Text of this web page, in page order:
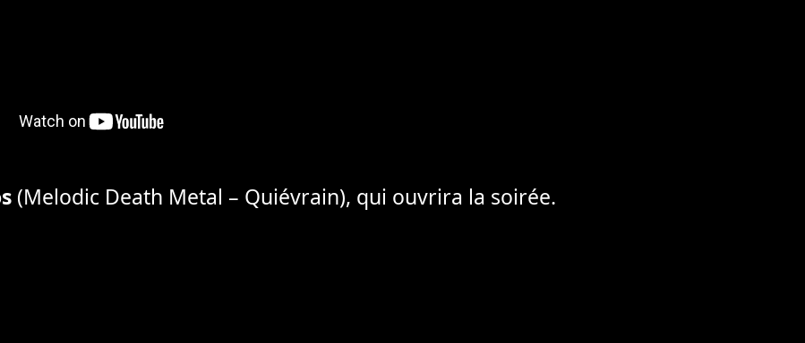
(Melodic Death Metal – Quiévrain), qui ouvrira la soirée.